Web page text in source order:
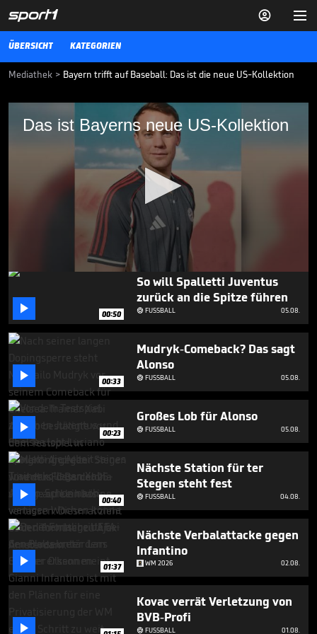


ÜBERSICHT KATEGORIEN
Mediathek > Bayern trifft auf Baseball: Das ist die neue US-Kollektion
Das ist Bayerns neue US-Kollektion
0
of
minute,
7
seconds
Das ist Bayerns neue US-Kollektion
Der FC Bayern präsentiert auf Instagram seine neue Streetwear
Kollektion mit einem ganz besonderen Hingucker.
00:43
Fans flippen bei Salah-
Ankunft in Türkei völlig aus
 00:50
So will Spalletti Juventus
zurück an die Spitze führen
FUSSBALL 05.08.
 00:33
Mudryk-Comeback? Das sagt
Alonso
FUSSBALL 05.08.
 00:23
Großes Lob für Alonso
FUSSBALL 05.08.
 00:40
Nächste Station für ter
Stegen steht fest
FUSSBALL 04.08.
 01:37
Nächste Verbalattacke gegen
Infantino
WM 2026 02.08.

Kovac verrät Verletzung von
BVB-Profi
FUSSBALL 01.08.